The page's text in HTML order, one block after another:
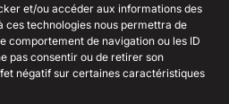
et/ou accéder aux informations des
ces technologies nous permettra de
comportement de navigation ou les ID
pas consentir ou de retirer son
négatif sur certaines caractéristiques